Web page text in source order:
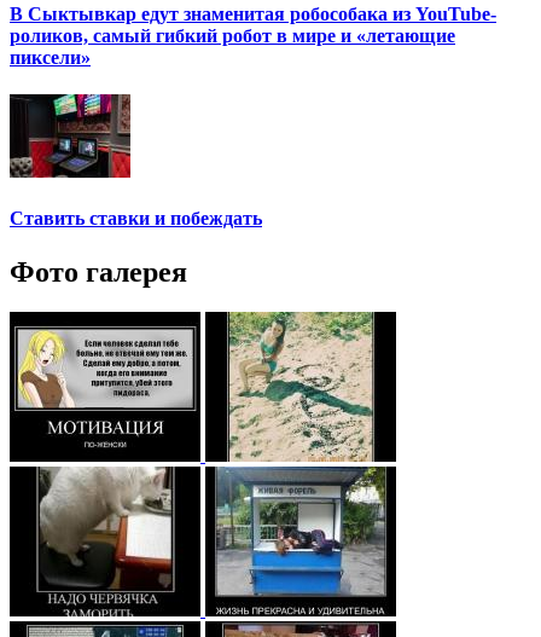
В Сыктывкар едут знаменитая робособака из YouTube-
роликов, самый гибкий робот в мире и «летающие
пиксели»
Ставить ставки и побеждать
Фото галерея